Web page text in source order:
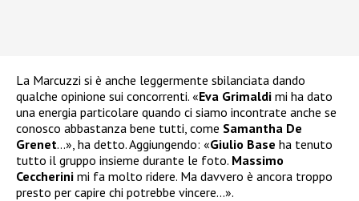
La Marcuzzi si è anche leggermente sbilanciata dando
qualche opinione sui concorrenti. «Eva Grimaldi mi ha dato
una energia particolare quando ci siamo incontrate anche se
conosco abbastanza bene tutti, come Samantha De
Grenet…», ha detto. Aggiungendo: «Giulio Base ha tenuto
tutto il gruppo insieme durante le foto. Massimo
Ceccherini mi fa molto ridere. Ma davvero è ancora troppo
presto per capire chi potrebbe vincere…».